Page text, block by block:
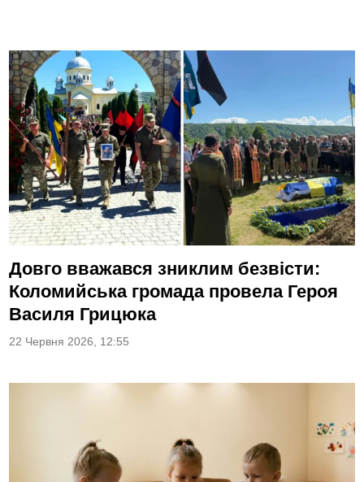
Довго вважався зниклим безвісти:
Коломийська громада провела Героя
Василя Грицюка
22 Червня 2026, 12:55